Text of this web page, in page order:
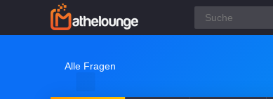
Alle Fragen